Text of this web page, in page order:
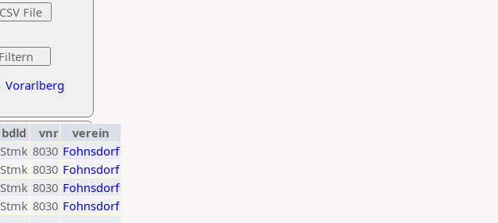
Vorarlberg
bdld vnr
verein
Stmk 8030 Fohnsdorf
Stmk 8030 Fohnsdorf
Stmk 8030 Fohnsdorf
Stmk 8030 Fohnsdorf